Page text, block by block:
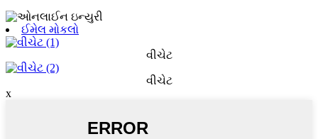
ઈમેલ મોકલો
વીચેટ
વીચેટ
x